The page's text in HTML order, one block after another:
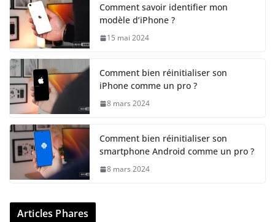
Comment savoir identifier mon
modèle d’iPhone ?
15 mai 2024
Comment bien réinitialiser son
iPhone comme un pro ?
8 mars 2024
Comment bien réinitialiser son
smartphone Android comme un pro ?
8 mars 2024
Articles Phares